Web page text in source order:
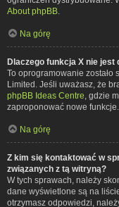
About phpBB
Na górę
Dlaczego funkcja X nie jest
To oprogramowanie
Limited. Jeśli uważasz, że
phpBB Ideas Centre , gdzie
zaproponować nowe funkcje.
Na górę
Z kim się kontaktować w
związanych z tą witryną?
W tych sprawach, należy
dane wyświetlone są na
otrzymasz odpowiedzi,